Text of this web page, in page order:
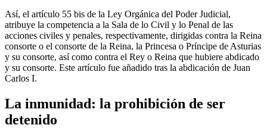
Así, el artículo 55 bis de la Ley Orgánica del Poder Judicial,
atribuye la competencia a la Sala de lo Civil y lo Penal de las
acciones civiles y penales, respectivamente, dirigidas contra la Reina
consorte o el consorte de la Reina, la Princesa o Príncipe de Asturias
y su consorte, así como contra el Rey o Reina que hubiere abdicado
y su consorte. Este artículo fue añadido tras la abdicación de Juan
Carlos I.
La inmunidad: la prohibición de ser
detenido